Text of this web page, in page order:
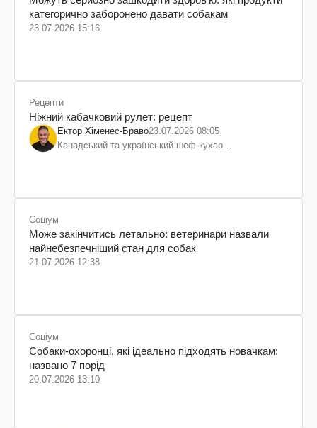
категорично заборонено давати собакам
23.07.2026 15:16
Рецепти
Ніжний кабачковий рулет: рецепт
Ектор Хіменес-Браво23.07.2026 08:05
Канадський та український шеф-кухар
Соціум
Може закінчитись летально: ветеринари назвали
найнебезпечніший стан для собак
21.07.2026 12:38
Соціум
Собаки-охоронці, які ідеально підходять новачкам:
названо 7 порід
20.07.2026 13:10